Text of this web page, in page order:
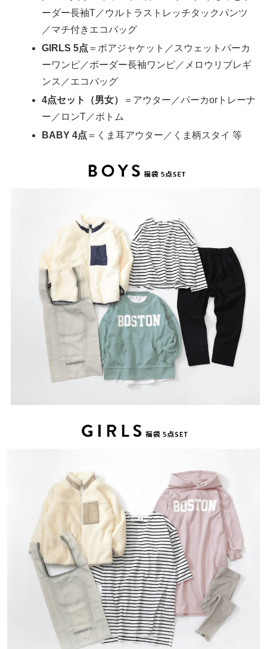
ーダー長袖T／ウルトラストレッチタックパンツ
／マチ付きエコバッグ
GIRLS 5点 ＝ボアジャケット／スウェットパーカ
ーワンピ／ボーダー長袖ワンピ／メロウリブレギ
ンス／エコバッグ
4点セット（男女）
＝アウター／パーカorトレーナ
ー／ロンT／ボトム
BABY 4点 ＝くま耳アウター／くま柄スタイ 等